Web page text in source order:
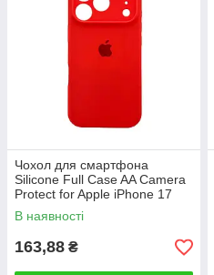
Чохол для смартфона
Silicone Full Case AA Camera
Protect for Apple iPhone 17
Pro Max 18,Peach
В наявності
163,88 ₴